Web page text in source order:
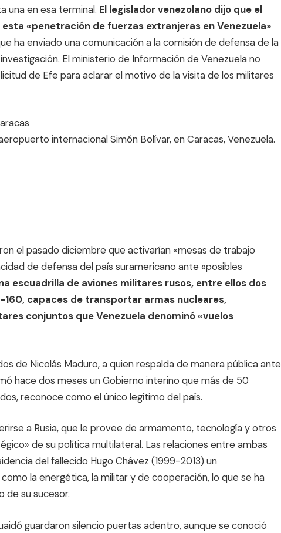
una en esa terminal. El legislador venezolano dijo que el
«penetración de fuerzas extranjeras en Venezuela»
ha enviado una comunicación a la comisión de defensa de la
El ministerio de Información de Venezuela no
de Efe para aclarar el motivo de la visita de los militares
internacional Simón Bolívar, en Caracas, Venezuela.
el pasado diciembre que activarían «mesas de trabajo
de defensa del país suramericano ante «posibles
escuadrilla de aviones militares rusos, entre ellos dos
capaces de transportar armas nucleares,
conjuntos que Venezuela denominó «vuelos
de Nicolás Maduro, a quien respalda de manera pública ante
hace dos meses un Gobierno interino que más de 50
reconoce como el único legítimo del país.
a Rusia, que le provee de armamento, tecnología y otros
de su política multilateral. Las relaciones entre ambas
del fallecido Hugo Chávez (1999-2013) un
la energética, la militar y de cooperación, lo que se ha
de su sucesor.
guardaron silencio puertas adentro, aunque se conoció